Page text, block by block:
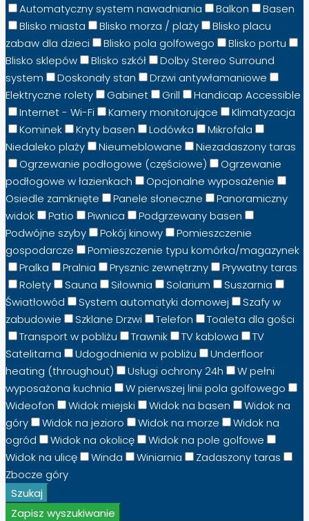
Automatyczny system nawadniania
Balkon
Basen
Blisko miasta
Blisko morza / plaży
Blisko placu
zabaw dla dzieci
Blisko pola golfowego
Blisko portu
Blisko sklepów
Blisko szkół
Dolby Stereo Surround
system
Doskonały stan
Drzwi antywłamaniowe
Elektryczne rolety
Gabinet Grill
Handicap Accessible
Internet - Wi-Fi
Kamery monitorujące
Klimatyzacja
Kominek
Kryty basen Lodówka
Mikrofala
Niedaleko plaży
Nieumeblowane
Niezadaszony taras
Ogrzewanie podłogowe (częściowe)
Ogrzewanie
podłogowe w łazienkach
Opcjonalne wyposażenie
Osiedle zamknięte
Panele słoneczne
Panoramiczny
widok
Patio Piwnica
Podgrzewany basen
Podwójne szyby
Pokój kinowy
Pomieszczenie
gospodarcze
Pomieszczenie typu komórka/magazynek
Pralka
Pralnia Prysznic zewnętrzny
Prywatny taras
Rolety
Sauna Siłownia Solarium
Suszarnia
Światłowód
System automatyki domowej
Szafy w
zabudowie
Szklane Drzwi Telefon
Toaleta dla gości
Transport w pobliżu
Trawnik TV kablowa
TV
Satelitarna
Udogodnienia w pobliżu
Underfloor
heating (throughout)
Usługi ochrony 24h
W pełni
wyposażona kuchnia
W pierwszej linii pola golfowego
Wideofon
Widok miejski Widok na basen
Widok na
góry
Widok na jezioro Widok na morze
Widok na
ogród
Widok na okolicę
Widok na pole golfowe
Widok na ulicę
Winda Winiarnia
Zadaszony taras
Zbocze góry
Szukaj
Zapisz wyszukiwanie